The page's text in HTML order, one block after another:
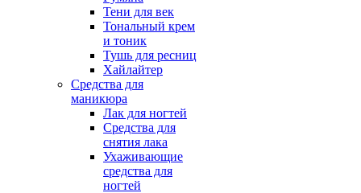
Тени для век
Тональный крем
и тоник
Тушь для ресниц
Хайлайтер
Средства для
маникюра
Лак для ногтей
Средства для
снятия лака
Ухаживающие
средства для
ногтей